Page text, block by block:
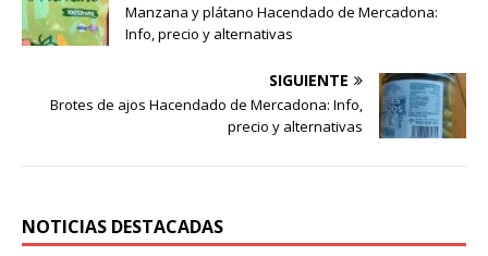
Manzana y plátano Hacendado de Mercadona:
Info, precio y alternativas
SIGUIENTE
Brotes de ajos Hacendado de Mercadona: Info,
precio y alternativas
NOTICIAS DESTACADAS